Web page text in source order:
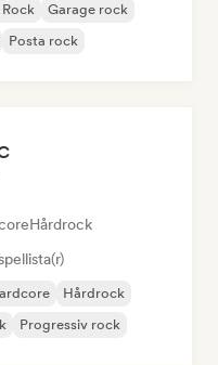
Garage rock
Posta rock
Hårdrock
Hårdrock
Progressiv rock